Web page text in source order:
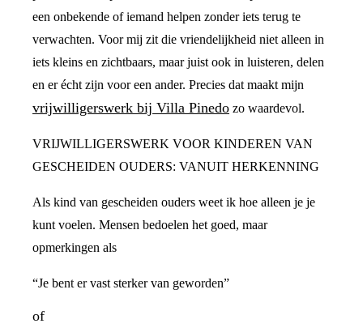
een onbekende of iemand helpen zonder iets terug te
verwachten. Voor mij zit die vriendelijkheid niet alleen in
iets kleins en zichtbaars, maar juist ook in luisteren, delen
en er écht zijn voor een ander. Precies dat maakt mijn
vrijwilligerswerk bij Villa Pinedo zo waardevol.
VRIJWILLIGERSWERK VOOR KINDEREN VAN
GESCHEIDEN OUDERS: VANUIT HERKENNING
Als kind van gescheiden ouders weet ik hoe alleen je je
kunt voelen. Mensen bedoelen het goed, maar
opmerkingen als
“Je bent er vast sterker van geworden”
of